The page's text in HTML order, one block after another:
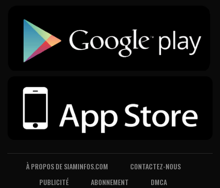
À PROPOS DE SIAMINFOS.COM
CONTACTEZ-NOUS
PUBLICITÉ
ABONNEMENT
DMCA